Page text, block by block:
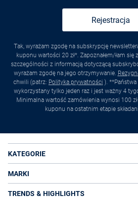
Rejestracja
Tak, wyrażam zgodę na subskrypcję
kuponu wartości 20 zł*. Zapoznałem/łam
szczególności z informacją dotyczącą
wyrażam zgodę na jego otrzymywanie.
chwili (patrz: Polityka prywatności ).
wykorzystany tylko jeden raz i jest ważny 4
Minimalna wartość zamówienia wynosi 100
kuponu na ostatnim etapie
KATEGORIE
MARKI
TRENDS & HIGHLIGHTS